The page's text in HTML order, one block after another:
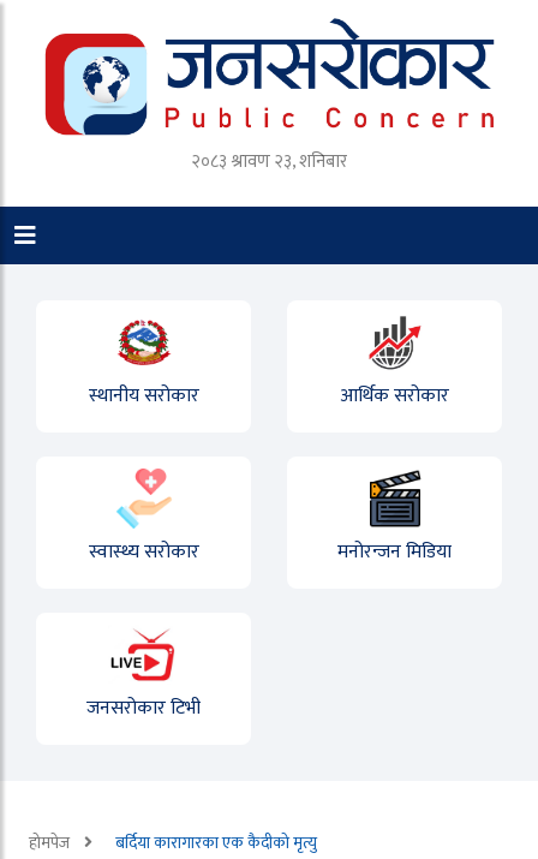
२०८३ श्रावण २३, शनिबार
स्थानीय सरोकार आर्थिक सरोकार
स्वास्थ्य सरोकार मनोरन्जन मिडिया
जनसरोकार टिभी
होमपेज बर्दिया कारागारका एक कैदीको मृत्यु